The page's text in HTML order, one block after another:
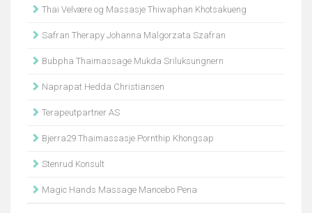
Thai Velvære og Massasje Thiwaphan Khotsakueng
Safran Therapy Johanna Malgorzata Szafran
Bubpha Thaimassage Mukda Sriluksungnern
Naprapat Hedda Christiansen
Terapeutpartner AS
Bjerra29 Thaimassasje Pornthip Khongsap
Stenrud Konsult
Magic Hands Massage Mancebo Pena